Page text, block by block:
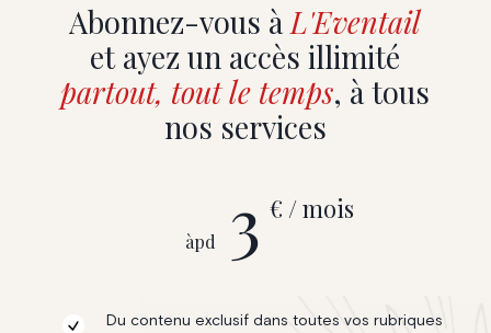
Abonnez-vous àL'Eventail
et ayez un accès illimité
partout, tout le temps, à tous
nos services
àpd 3 € / mois
Du contenu exclusif dans toutes vos rubriques